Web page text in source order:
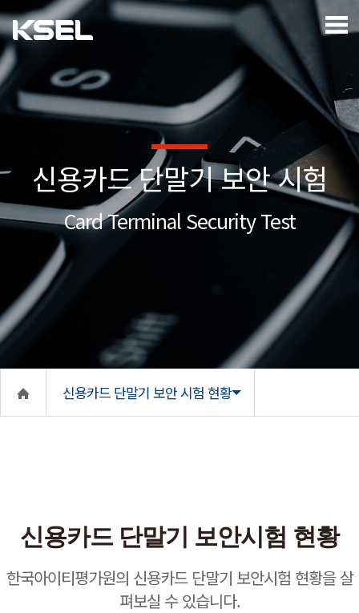
신용카드 단말기 보안 시험
Card Terminal Security Test
신용카드 단말기 보안 시험 현황
신용카드 단말기 보안시험 현황
한국아이티평가원의 신용카드 단말기 보안시험 현황을 살
펴보실 수 있습니다.